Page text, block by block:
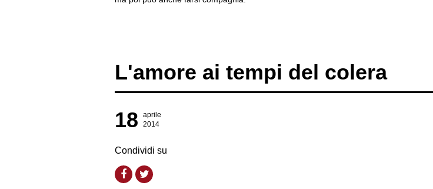
L'amore ai tempi del colera
18
aprile
2014
Condividi su